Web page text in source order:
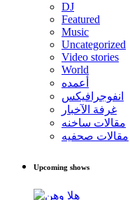
DJ
Featured
Music
Uncategorized
Video stories
World
أعمده
انفوجرافيكس
غرفة الآخبار
مقالات ساخنه
مقالات صحفيه
Upcoming shows